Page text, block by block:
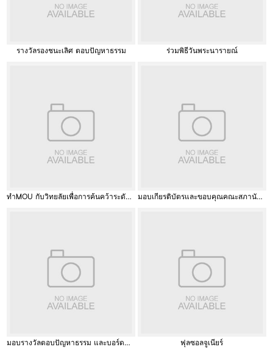
รางวัลรองชนะเลิศ ตอบปัญหาธรรม ร่วมพิธีวันพระนารายณ์
ทำMOU กับวิทยลัยเพื่อการค้นคว้าระดับรากฐาน มหาวิทยาลัยนเรศวร มอบเกียรติบัตรและขอบคุณคณะสภานักเรียน ปีการศีกษา 2556
มอบรางวัลตอบปัญหาธรรม และบอร์ดนิเทศวันสำคัญทางศาสนา ฟุลซอลจูเนียร์